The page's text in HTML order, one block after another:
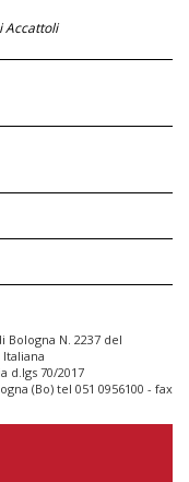
Accattoli
N. 2237 del
Italiana
d.lgs 70/2017
(Bo) tel 051 0956100 - fax